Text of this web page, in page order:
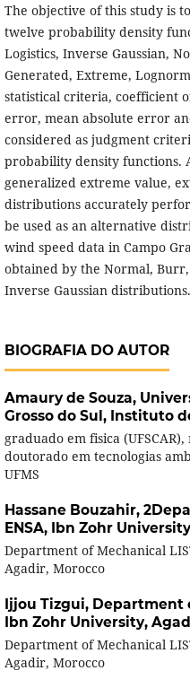
The objective of this study is
twelve probability density
Logistics, Inverse Gaussian,
Generated, Extreme,
statistical criteria, coefficient
error, mean absolute error
considered as judgment
probability density functions.
generalized extreme value,
distributions accurately
be used as an alternative
wind speed data in Campo
obtained by the Normal,
Inverse Gaussian distributions.
BIOGRAFIA DO AUTOR
Amaury de Souza,
Grosso do Sul, Instituto
graduado em fisica
doutorado em tecnologias
UFMS
Hassane Bouzahir,
ENSA, Ibn Zohr
Department of Mechanical
Agadir, Morocco
Ijjou Tizgui, Department
Ibn Zohr University,
Department of Mechanical
Agadir, Morocco